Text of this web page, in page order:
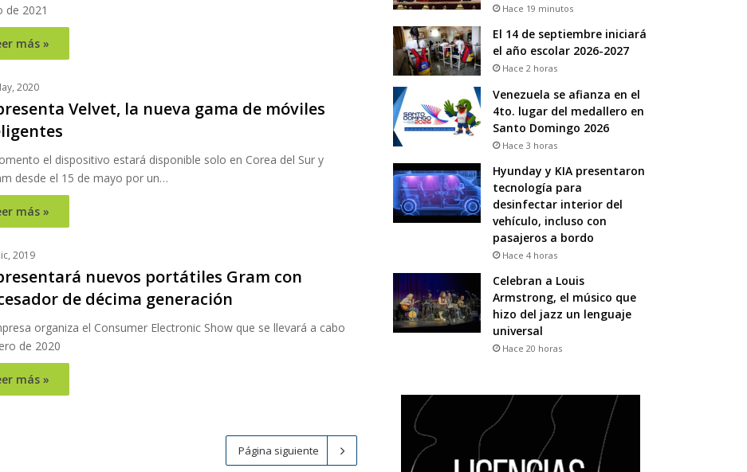
de 2021
más »
2020
Velvet, la nueva gama de móviles
el dispositivo estará disponible solo en Corea del Sur y
desde el 15 de mayo por un…
más »
2019
nuevos portátiles Gram con
de décima generación
organiza el Consumer Electronic Show que se llevará a cabo
de 2020
más »
Página siguiente
Hace 19 minutos
El 14 de septiembre iniciará
el año escolar 2026-2027
Hace 2 horas
Venezuela se afianza en el
4to. lugar del medallero en
Santo Domingo 2026
Hace 3 horas
Hyunday y KIA presentaron
tecnología para
desinfectar interior del
vehículo, incluso con
pasajeros a bordo
Hace 4 horas
Celebran a Louis
Armstrong, el músico que
hizo del jazz un lenguaje
universal
Hace 20 horas